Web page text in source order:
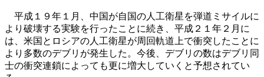
平成１９年１月、中国が自国の人工衛星を弾道ミサイルに
より破壊する実験を行ったことに続き、平成２１年２月に
は、米国とロシアの人工衛星が周回軌道上で衝突したことに
より多数のデブリが発生した。今後、デブリの数はデブリ同
士の衝突連鎖によっても更に増大していくと予想されてい